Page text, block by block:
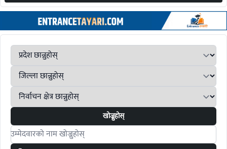
खोज्नुहोस्
Search candidates